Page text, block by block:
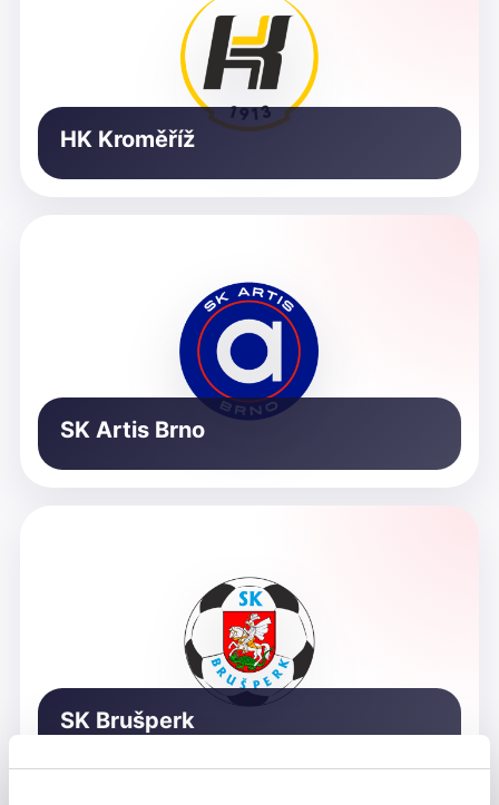
HK Kroměříž
SK Artis Brno
SK Brušperk